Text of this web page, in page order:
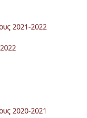
2021-2022
2020-2021